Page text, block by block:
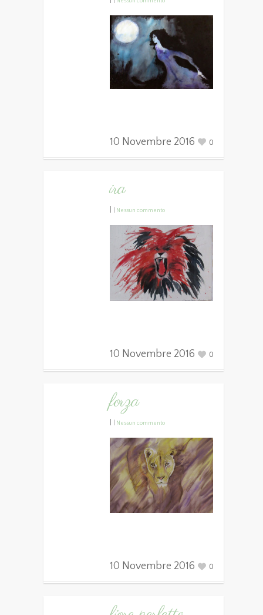
10 Novembre 2016 0
ira
Nessun commento
10 Novembre 2016 0
forza
Nessun commento
10 Novembre 2016 0